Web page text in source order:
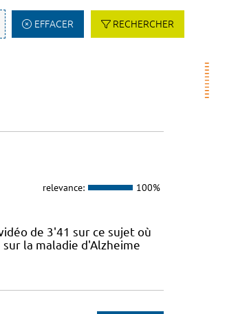
EFFACER RECHERCHER
relevance: 100%
de 3'41 sur ce sujet où
la maladie d'Alzheime